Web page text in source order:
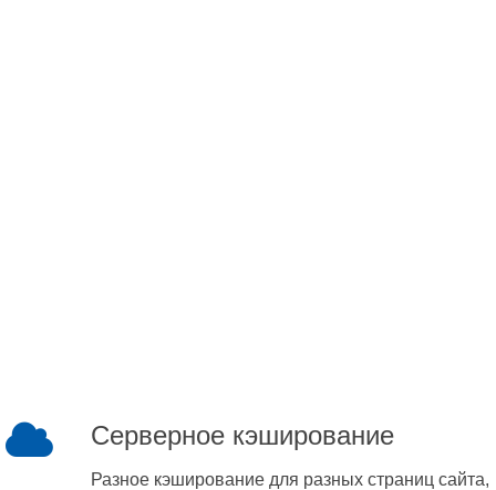
Серверное кэширование
Разное кэширование для разных страниц сайта,